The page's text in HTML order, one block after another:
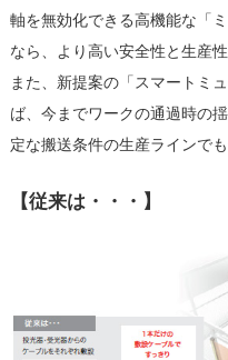
軸を無効化できる高機能な「
なら、より高い安全性と生産
また、新提案の「スマートミ
ば、今までワークの通過時の
定な搬送条件の生産ラインで
【従来は・・・】